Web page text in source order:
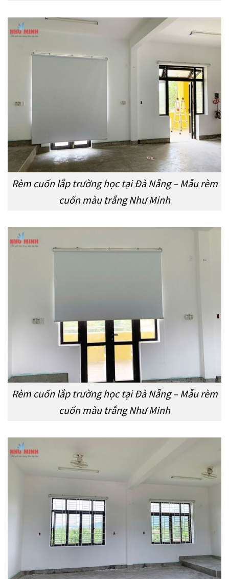
Rèm cuốn lắp trường học tại Đà Nẵng – Mẫu rèm
cuốn màu trắng Như Minh
Rèm cuốn lắp trường học tại Đà Nẵng – Mẫu rèm
cuốn màu trắng Như Minh